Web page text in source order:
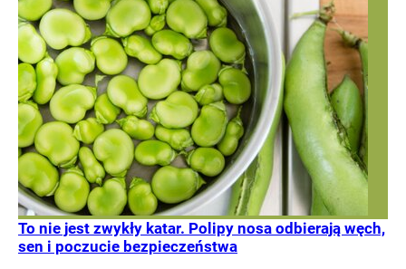
To nie jest zwykły katar. Polipy nosa odbierają węch,
sen i poczucie bezpieczeństwa